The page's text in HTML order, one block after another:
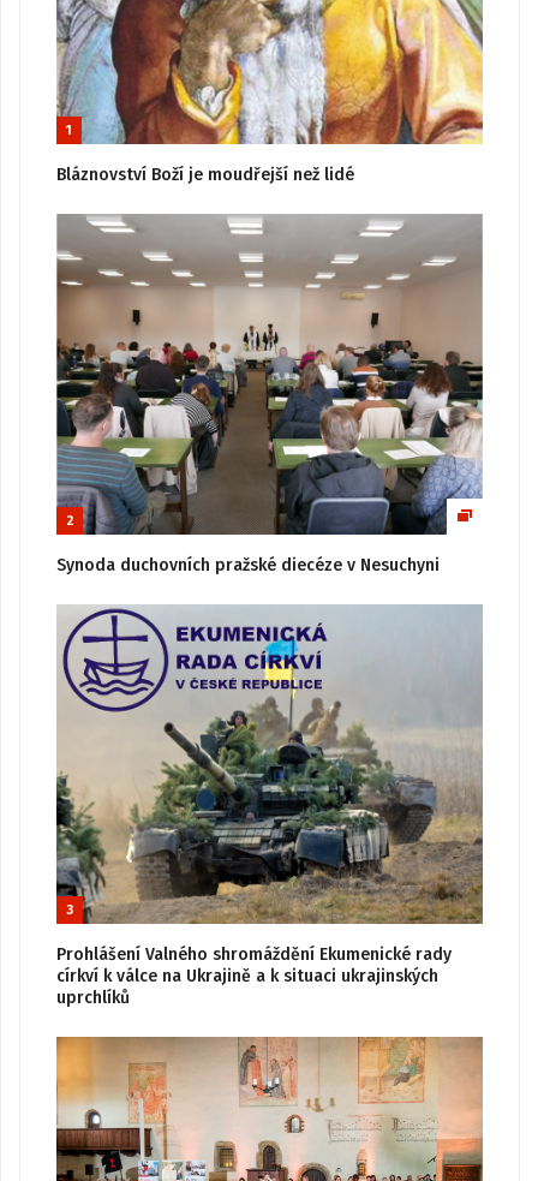
1
Bláznovství Boží je moudřejší než lidé
2
Synoda duchovních pražské diecéze v Nesuchyni
3
Prohlášení Valného shromáždění Ekumenické rady
církví k válce na Ukrajině a k situaci ukrajinských
uprchlíků